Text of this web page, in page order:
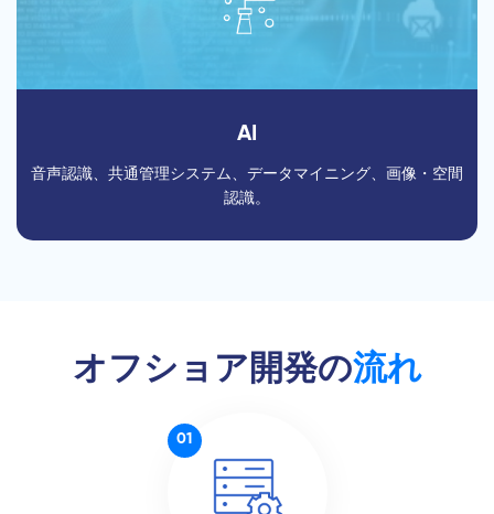
AI
音声認識、共通管理システム、データマイニング、画像・空間
認識。
オフショア開発の流れ
01